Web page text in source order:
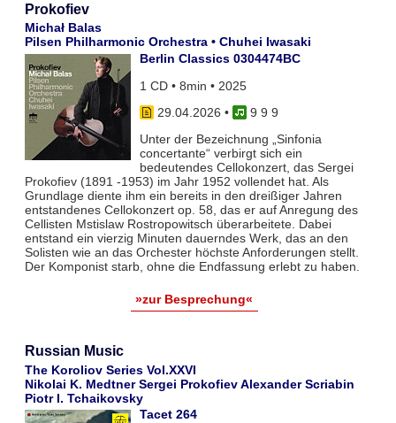
Prokofiev
Michał Balas
Pilsen Philharmonic Orchestra • Chuhei Iwasaki
Berlin Classics 0304474BC
1 CD • 8min • 2025
29.04.2026 •
9 9 9
Unter der Bezeichnung „Sinfonia
concertante“ verbirgt sich ein
bedeutendes Cellokonzert, das Sergei
Prokofiev (1891 -1953) im Jahr 1952 vollendet hat. Als
Grundlage diente ihm ein bereits in den dreißiger Jahren
entstandenes Cellokonzert op. 58, das er auf Anregung des
Cellisten Mstislaw Rostropowitsch überarbeitete. Dabei
entstand ein vierzig Minuten dauerndes Werk, das an den
Solisten wie an das Orchester höchste Anforderungen stellt.
Der Komponist starb, ohne die Endfassung erlebt zu haben.
»zur Besprechung«
Russian Music
The Koroliov Series Vol.XXVI
Nikolai K. Medtner Sergei Prokofiev Alexander Scriabin
Piotr I. Tchaikovsky
Tacet 264